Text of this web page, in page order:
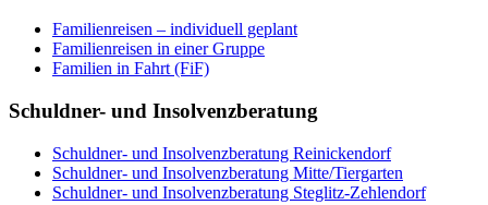
Familienreisen – individuell geplant
Familienreisen in einer Gruppe
Familien in Fahrt (FiF)
Schuldner- und Insolvenzberatung
Schuldner- und Insolvenzberatung Reinickendorf
Schuldner- und Insolvenzberatung Mitte/Tiergarten
Schuldner- und Insolvenzberatung Steglitz-Zehlendorf